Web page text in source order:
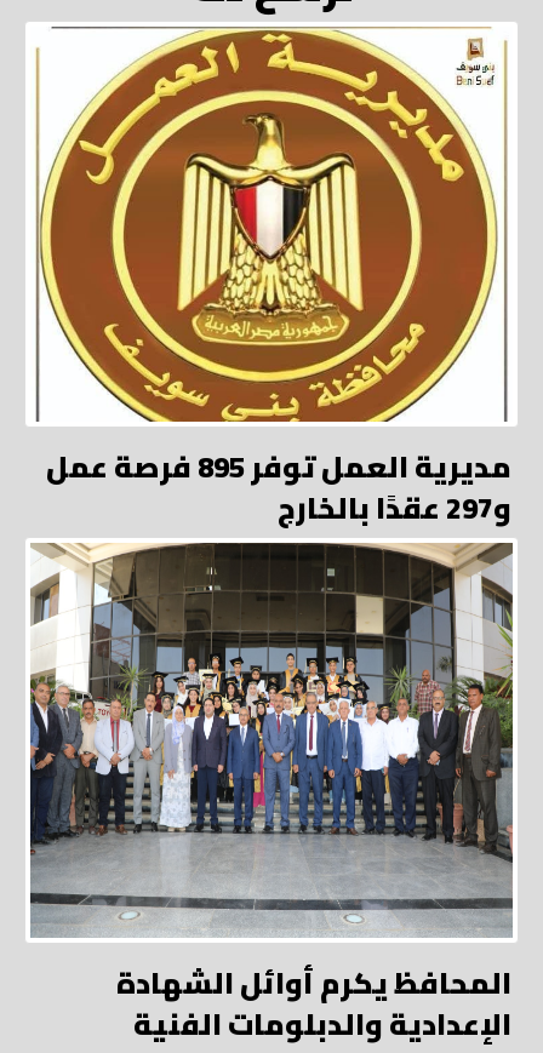
مديرية العمل توفر 895 فرصة عمل
و297 عقدًا بالخارج
المحافظ يكرم أوائل الشهادة
الإعدادية والدبلومات الفنية